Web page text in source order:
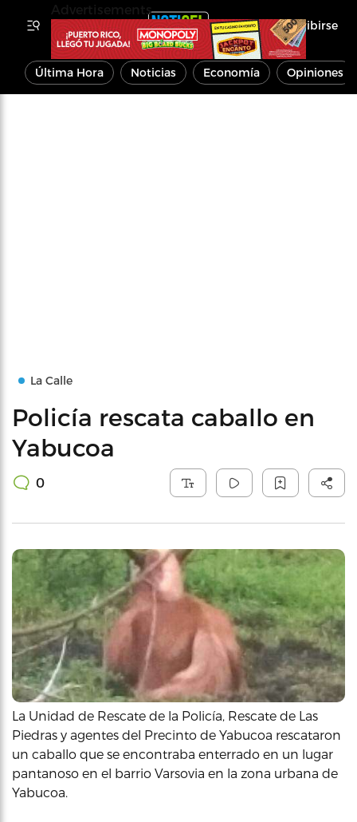
Inscribirse
Última Hora Noticias Economía Opiniones
La Calle
Policía rescata caballo en
Yabucoa
0
La Unidad de Rescate de la Policía, Rescate de Las
Piedras y agentes del Precinto de Yabucoa rescataron
un caballo que se encontraba enterrado en un lugar
pantanoso en el barrio Varsovia en la zona urbana de
Yabucoa.
Advertisements